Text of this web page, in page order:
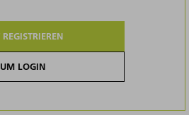
REGISTRIEREN
LOGIN